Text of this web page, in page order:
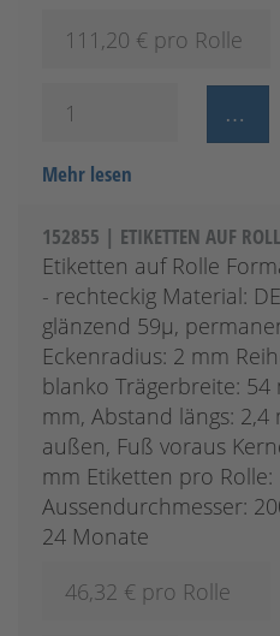
111,20 € pro Rolle
Mehr lesen
152855 | ETIKETTEN AUF
Etiketten auf Rolle
- rechteckig Material:
glänzend 59µ,
Eckenradius: 2 mm
blanko Trägerbreite:
mm, Abstand längs: 2,4
außen, Fuß voraus
mm Etiketten pro Rolle:
Aussendurchmesser:
24 Monate
46,32 € pro Rolle